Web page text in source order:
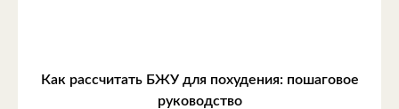
Как рассчитать БЖУ для похудения: пошаговое
руководство